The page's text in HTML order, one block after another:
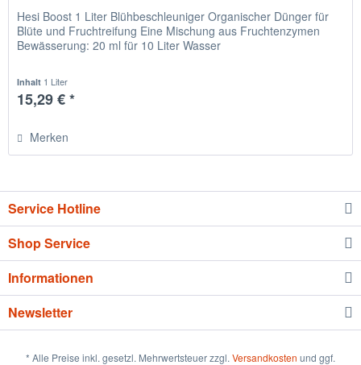
Hesi Boost 1 Liter Blühbeschleuniger Organischer Dünger für
Blüte und Fruchtreifung Eine Mischung aus Fruchtenzymen
Bewässerung: 20 ml für 10 Liter Wasser
Inhalt 1 Liter
15,29 € *
Merken
Service Hotline
Shop Service
Informationen
Newsletter
* Alle Preise inkl. gesetzl. Mehrwertsteuer zzgl. Versandkosten und ggf.